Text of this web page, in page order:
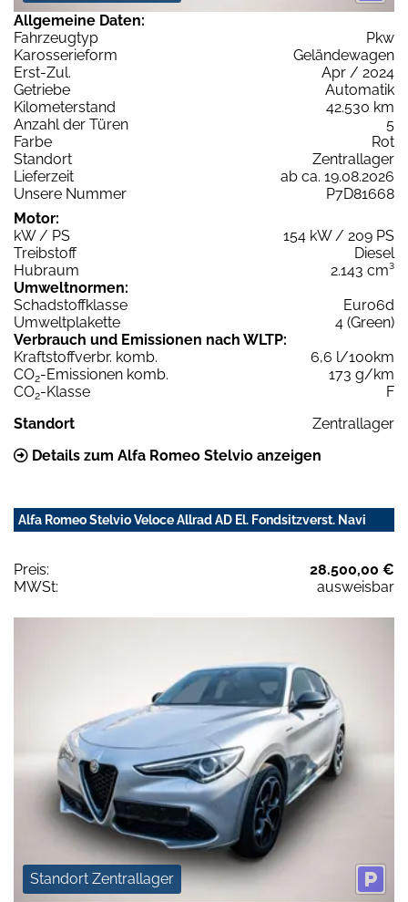
Allgemeine Daten:
Fahrzeugtyp
Pkw
Karosserieform
Geländewagen
Erst-Zul.
Apr / 2024
Getriebe
Automatik
Kilometerstand
42.530 km
Anzahl der Türen
5
Farbe
Rot
Standort
Zentrallager
Lieferzeit
ab ca. 19.08.2026
Unsere Nummer
P7D81668
Motor:
kW / PS
154 kW / 209 PS
Treibstoff
Diesel
Hubraum
2.143 cm³
Umweltnormen:
Schadstoffklasse
Euro6d
Umweltplakette
4 (Green)
Verbrauch und Emissionen nach WLTP:
Kraftstoffverbr. komb.
6,6 l/100km
CO2-Emissionen komb.
173 g/km
CO2-Klasse
F
Standort
Zentrallager
Details zum Alfa Romeo Stelvio anzeigen
Alfa Romeo Stelvio Veloce Allrad AD El. Fondsitzverst. Navi
Preis:
28.500,00 €
MWSt:
ausweisbar
Standort Zentrallager